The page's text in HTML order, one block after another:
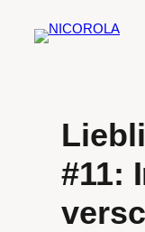
Inhalt
#11: